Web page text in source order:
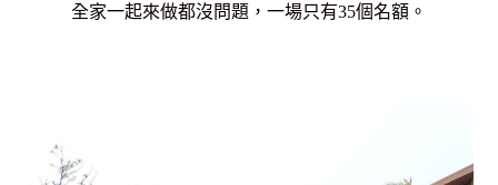
全家一起來做都沒問題， 一場只有35個名額。